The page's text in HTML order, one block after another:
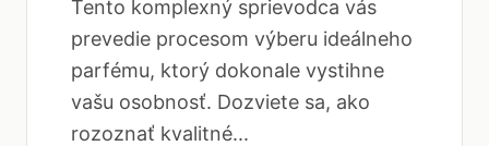
Tento komplexný sprievodca vás
prevedie procesom výberu ideálneho
parfému, ktorý dokonale vystihne
vašu osobnosť. Dozviete sa, ako
rozoznať kvalitné...